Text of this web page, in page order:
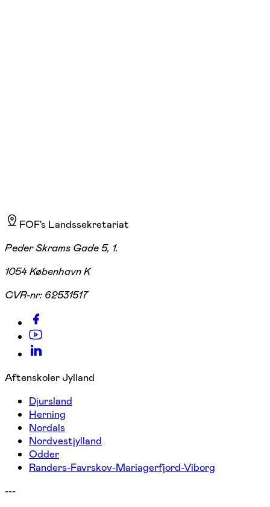
FOF's Landssekretariat
Peder Skrams Gade 5, 1.
1054 København K
CVR-nr: 62531517
Aftenskoler Jylland
Djursland
Herning
Nordals
Nordvestjylland
Odder
Randers-Favrskov-Mariagerfjord-Viborg
---